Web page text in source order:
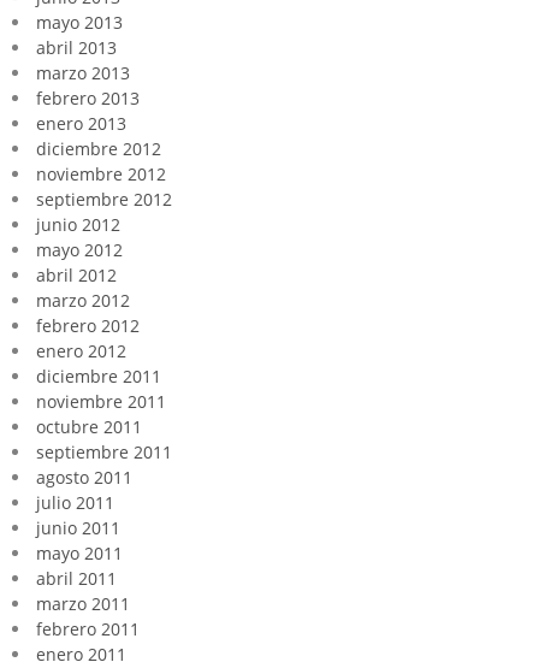
mayo 2013
abril 2013
marzo 2013
febrero 2013
enero 2013
diciembre 2012
noviembre 2012
septiembre 2012
junio 2012
mayo 2012
abril 2012
marzo 2012
febrero 2012
enero 2012
diciembre 2011
noviembre 2011
octubre 2011
septiembre 2011
agosto 2011
julio 2011
junio 2011
mayo 2011
abril 2011
marzo 2011
febrero 2011
enero 2011